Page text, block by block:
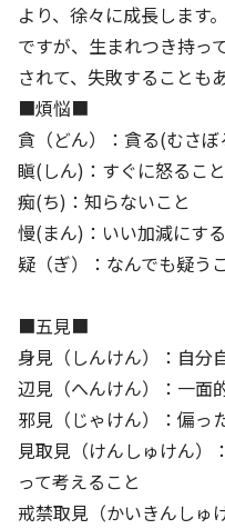
京進グループが目指す姿
子会社および関係会社
フランチャイズ事業
ソーシャルメディア公式
ミャンマーへの支援活動
オリジナルバッグプロジ
清華・京進発展フォーラム
立木奨学金
価値創造の取り組み
DX（デジタル変革）
Kyoshin Digital
卓越した安全・安心を目
基本方針
安全と安心への取り組み
IRライブラリー
IRカレンダー
ディスクロージャーポリ
よくあるご質問
免責事項
IRお問合せ
新卒採用デジタルパンフ
中途採用
講師（アルバイト）募集
保育事業 採用
日本語教育事業 採用
介護事業 採用
Copyright © KYOSHIN Co.,
より、徐々に成長します。
ですが、生まれつき持っ
されて、失敗することも
■煩悩■
貪（どん）：貪る(むさ
瞋(しん)：すぐに怒ること
痴(ち)：知らないこと
慢(まん)：いい加減にす
疑（ぎ）：なんでも疑う
■五見■
身見（しんけん）：自分
辺見（へんけん）：一面
邪見（じゃけん）：偏っ
見取見（けんしゅけん）
って考えること
戒禁取見（かいきんしゅ